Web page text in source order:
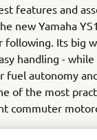
features and
new Yamaha
Its big
handling -
fuel autonomy
of the most
commuter